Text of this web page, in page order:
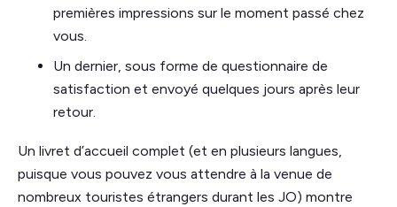
premières impressions sur le moment passé chez
vous.
Un dernier, sous forme de questionnaire de
satisfaction et envoyé quelques jours après leur
retour.
Un livret d’accueil complet (et en plusieurs langues,
puisque vous pouvez vous attendre à la venue de
nombreux touristes étrangers durant les JO) montre